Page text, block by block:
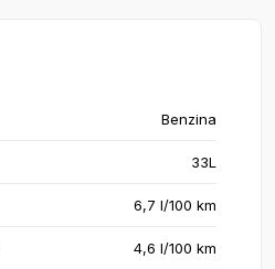
Benzina
33L
6,7 l/100 km
4,6 l/100 km